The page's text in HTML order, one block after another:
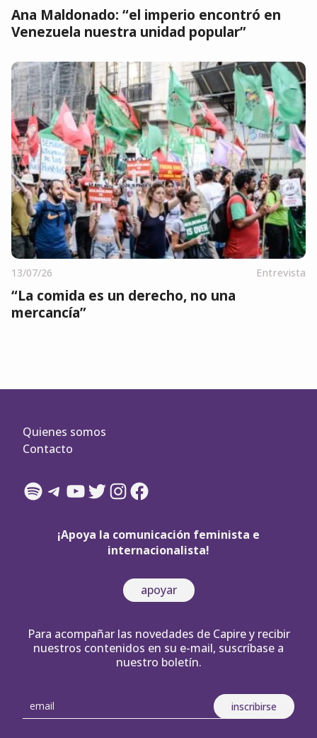
Ana Maldonado: “el imperio encontró en
Venezuela nuestra unidad popular”
13/07/26 Entrevista
“La comida es un derecho, no una
mercancía”
Quienes somos
Contacto
Spotify
Telegram
YouTube
Twitter
Instagram
Facebook
¡Apoya la comunicación feminista e
internacionalista!
apoyar
Para acompañar las novedades de Capire y recibir
nuestros contenidos en su e-mail, suscríbase a
nuestro boletín.